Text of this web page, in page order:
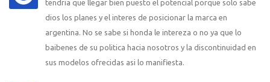
tendria que llegar bien puesto el potencial porque solo sabe
dios los planes y el interes de posicionar la marca en
argentina. No se sabe si honda le intereza o no ya que lo
baibenes de su politica hacia nosotros y la discontinuidad en
sus modelos ofrecidas asi lo manifiesta.